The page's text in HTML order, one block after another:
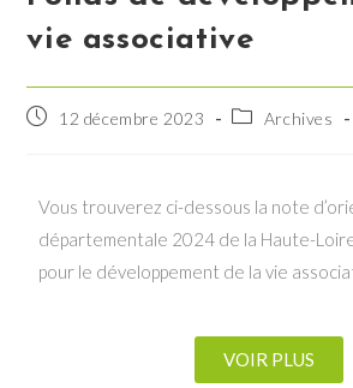
vie associative
12 décembre 2023 Archives
Vous trouverez ci-dessous la note
départementale 2024 de la Haute-
pour le développement de la vie
VOIR PLUS